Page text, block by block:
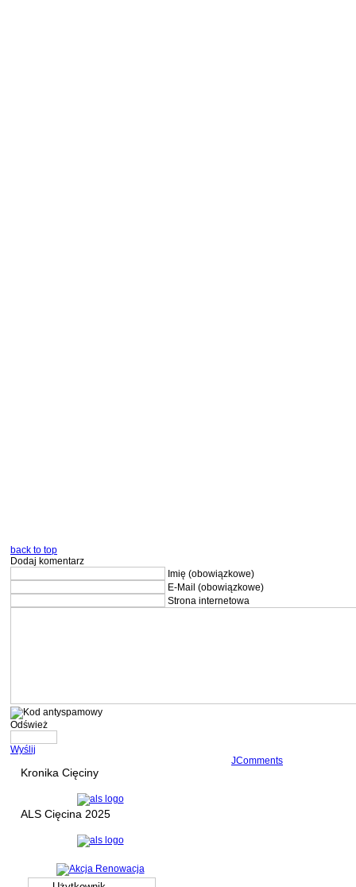
back to top
Dodaj komentarz
Imię (obowiązkowe)
E-Mail (obowiązkowe)
Strona internetowa
Odśwież
Wyślij
JComments
Kronika Cięciny
ALS Cięcina 2025